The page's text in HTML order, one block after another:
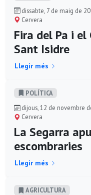
dissabte, 7 de maig de
Cervera
Fira del Pa i
Sant Isidre
Llegir més
POLÍ­TICA
dijous, 12 de novembre
Cervera
La Segarra
escombraries
Llegir més
AGRICULTURA